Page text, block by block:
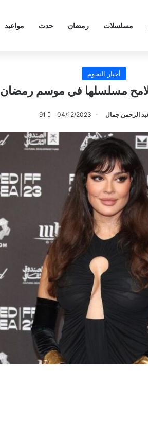
مسلسلات رمضان حدث مواعيد
أخبار النجوم
مسلسلها في موسم رمضان 2024
الرحمن جمال 04/12/2023
91